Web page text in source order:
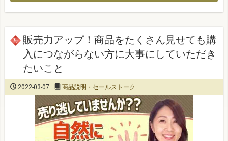
販売力アップ！商品をたくさん見せても購
入につながらない方に大事にしていただき
たいこと
2022-03-07 商品説明・セールストーク